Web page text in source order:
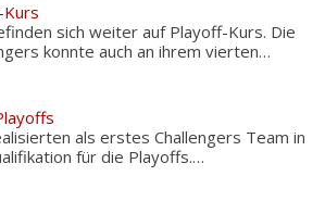
Kurs
sich weiter auf Playoff-Kurs. Die
konnte auch an ihrem vierten…
als erstes Challengers Team in
für die Playoffs.…